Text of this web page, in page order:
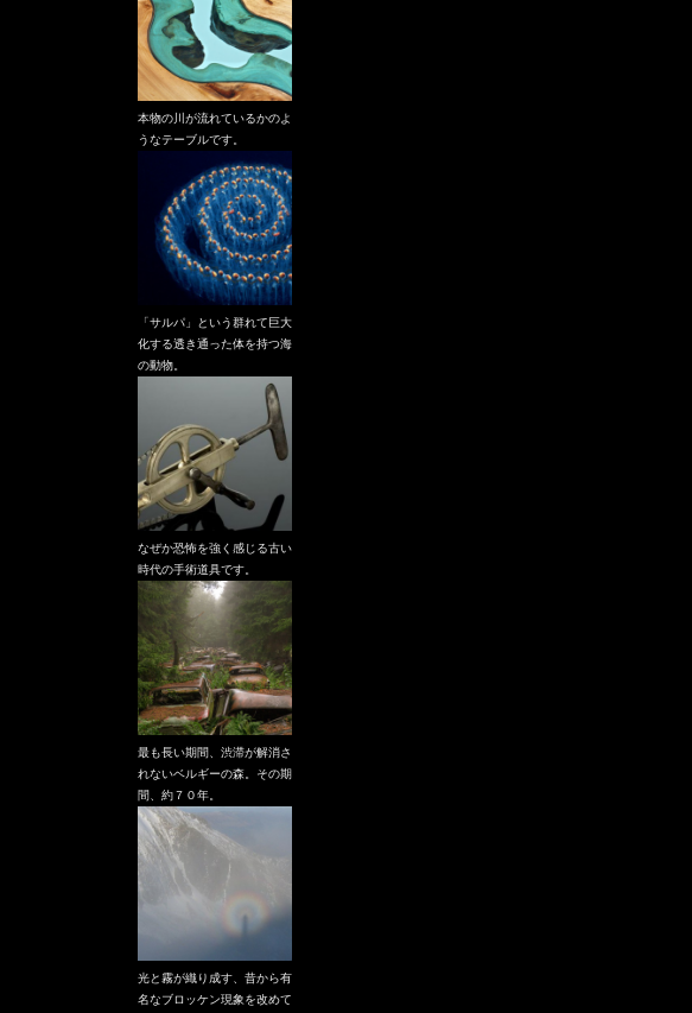
本物の川が流れているかのよ
うなテーブルです。
「サルパ」という群れて巨大
化する透き通った体を持つ海
の動物。
なぜか恐怖を強く感じる古い
時代の手術道具です。
最も長い期間、渋滞が解消さ
れないベルギーの森。その期
間、約７０年。
光と霧が織り成す、昔から有
名なブロッケン現象を改めて